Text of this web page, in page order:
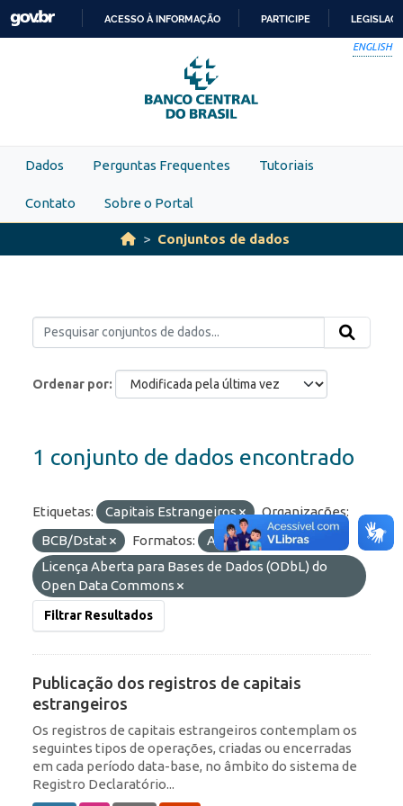
Skip to main content
PARA
O
CONTEÚDO
ACESSO À INFORMAÇÃO PARTICIPE
ENGLISH
Dados Perguntas Frequentes Tutoriais
Contato Sobre o Portal
Conjuntos de dados
Ordenar por
1 conjunto de dados encontrado
Etiquetas: Capitais Estrangeiros
Organizações:
BCB/Dstat
Formatos: API
Licenças:
Licença Aberta para Bases de Dados (ODbL) do
Open Data Commons
Filtrar Resultados
Publicação dos registros de capitais
estrangeiros
Os registros de capitais estrangeiros contemplam os
seguintes tipos de operações, criadas ou encerradas
em cada período data-base, no âmbito do sistema de
Registro Declaratório...